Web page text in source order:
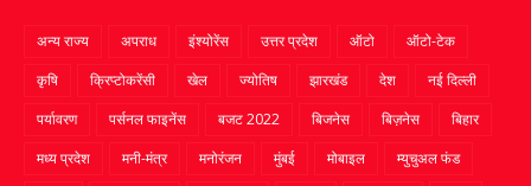
अन्य राज्य अपराध इंश्योरेंस उत्तर प्रदेश ऑटो
ऑटो-टेक
कृषि
क्रिप्‍टोकरेंसी खेल ज्‍योतिष झारखंड देश
नई दिल्ली
पर्यावरण
पर्सनल फाइनेंस बजट 2022 बिजनेस बिज़नेस
बिहार
मध्य प्रदेश
मनी-मंत्र मनोरंजन मुंबई मोबाइल
म्‍युचुअल फंड